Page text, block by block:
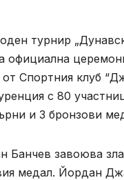
турнир
официална
Спортния клуб
с 80
и 3 бронзови
Банчев завоюва
медал. Йордан